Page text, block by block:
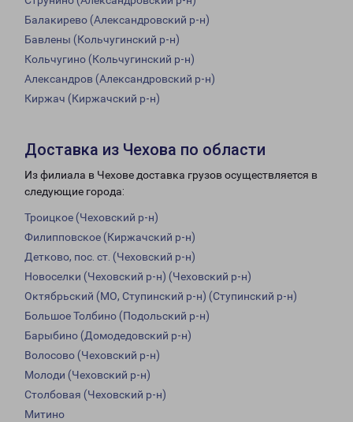
Балакирево (Александровский р-н)
Бавлены (Кольчугинский р-н)
Кольчугино (Кольчугинский р-н)
Александров (Александровский р-н)
Киржач (Киржачский р-н)
Доставка из Чехова по области
Из филиала в Чехове доставка грузов осуществляется в
следующие города:
Троицкое (Чеховский р-н)
Филипповское (Киржачский р-н)
Детково, пос. ст. (Чеховский р-н)
Новоселки (Чеховский р-н) (Чеховский р-н)
Октябрьский (МО, Ступинский р-н) (Ступинский р-н)
Большое Толбино (Подольский р-н)
Барыбино (Домодедовский р-н)
Волосово (Чеховский р-н)
Молоди (Чеховский р-н)
Столбовая (Чеховский р-н)
Митино